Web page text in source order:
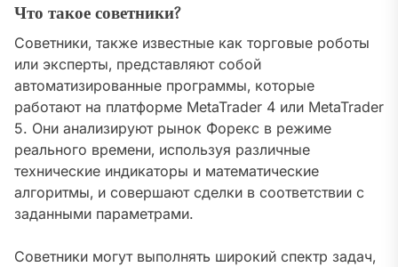
Что такое советники?
Советники‚ также известные как торговые роботы
или эксперты‚ представляют собой
автоматизированные программы‚ которые
работают на платформе MetaTrader 4 или MetaTrader
5. Они анализируют рынок Форекс в режиме
реального времени‚ используя различные
технические индикаторы и математические
алгоритмы‚ и совершают сделки в соответствии с
заданными параметрами.
Советники могут выполнять широкий спектр задач‚